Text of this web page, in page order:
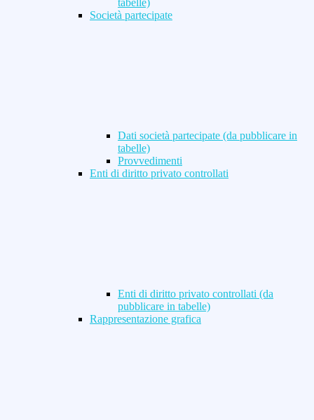
tabelle)
Società partecipate
Dati società partecipate (da pubblicare in
tabelle)
Provvedimenti
Enti di diritto privato controllati
Enti di diritto privato controllati (da
pubblicare in tabelle)
Rappresentazione grafica